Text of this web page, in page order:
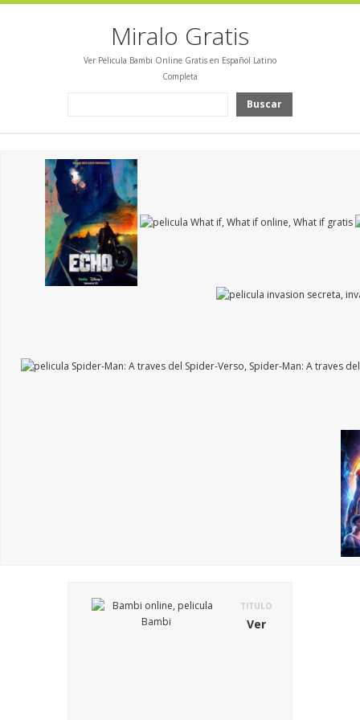
Miralo Gratis
Ver Pelicula Bambi Online Gratis en Español Latino
Completa
Buscar
TITULO
Ver